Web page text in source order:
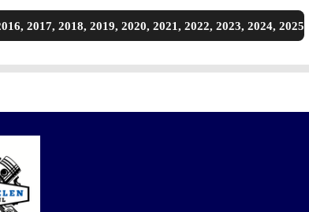
2017, 2018, 2019, 2020, 2021, 2022, 2023, 2024, 2025